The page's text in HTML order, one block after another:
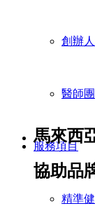
創辦
醫師
服務項目
精準
馬來西
協助品